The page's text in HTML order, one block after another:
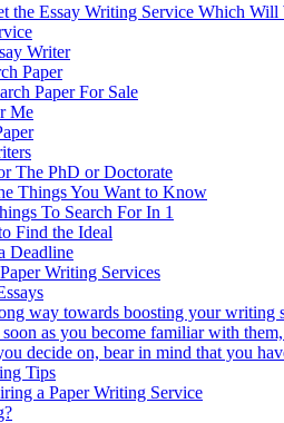
the Essay Writing Service Which Will
Writer
Paper
Paper For Sale
Me
The PhD or Doctorate
Things You Want to Know
To Search For In 1
Find the Ideal
Deadline
Writing Services
way towards boosting your
as you become familiar with
decide on, bear in mind that you
Tips
a Paper Writing Service